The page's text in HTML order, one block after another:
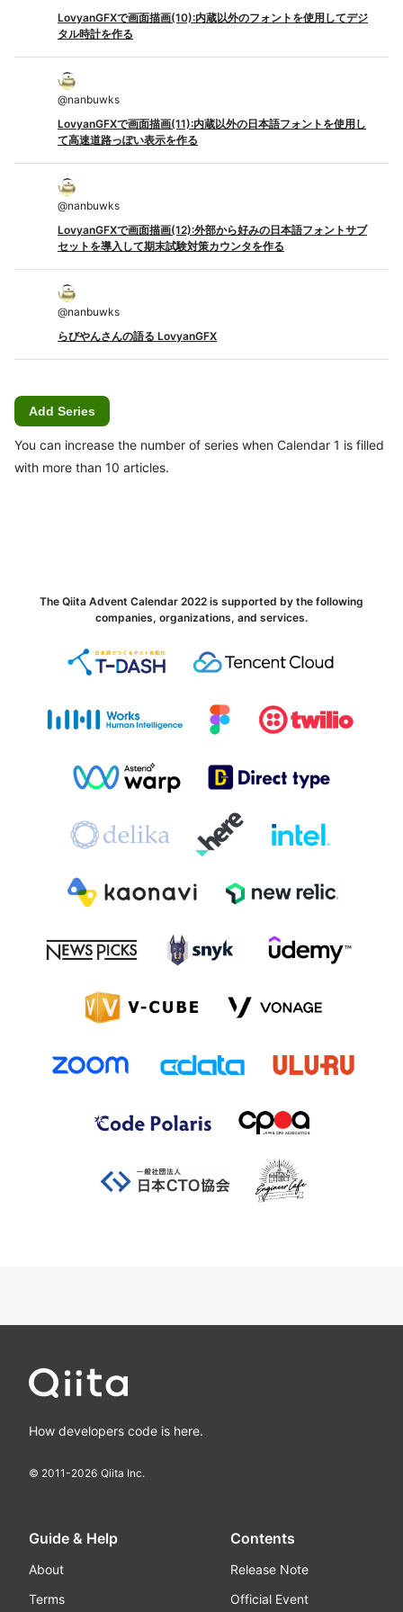
LovyanGFXで画面描画(10):内蔵以外のフォントを使用してデジ
タル時計を作る
@nanbuwks
LovyanGFXで画面描画(11):内蔵以外の日本語フォントを使用し
て高速道路っぽい表示を作る
@nanbuwks
LovyanGFXで画面描画(12):外部から好みの日本語フォントサブ
セットを導入して期末試験対策カウンタを作る
@nanbuwks
らびやんさんの語る LovyanGFX
Add Series
You can increase the number of series when Calendar 1 is filled
with more than 10 articles.
The Qiita Advent Calendar 2022 is supported by the following
companies, organizations, and services.
How developers code is here.
© 2011-2026 Qiita Inc.
Guide & Help
About
Terms
Contents
Release Note
Official Event